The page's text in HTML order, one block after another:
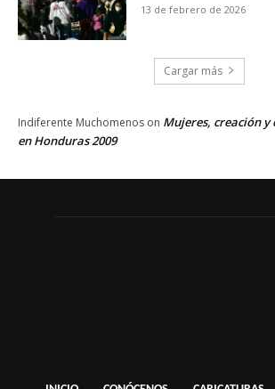
13 de febrero de 2026
Cargar más
Indiferente Muchomenos on Mujeres, creación y
en Honduras 2009